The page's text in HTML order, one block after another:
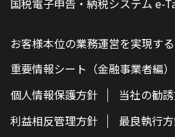
お客様本位の業務運営を実現す
重要情報シート（金融事業者編）
個人情報保護方針
当社の勧
利益相反管理方針
最良執行